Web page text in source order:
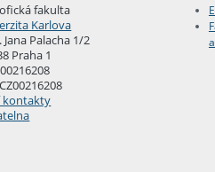
fakulta
Karlova
Jana Palacha 1/2
Praha 1
kontakty